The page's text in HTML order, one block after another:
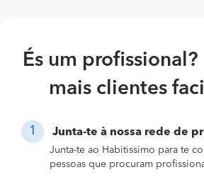
És um profissional?
mais clientes
Junta-te à nossa rede de
Junta-te ao Habitissimo para te
pessoas que procuram